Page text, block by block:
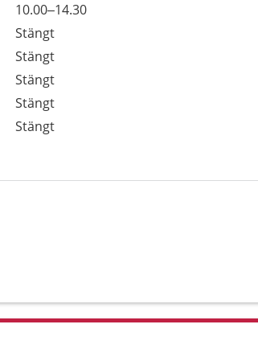
10.00–14.30
Stängt
Stängt
Stängt
Stängt
Stängt